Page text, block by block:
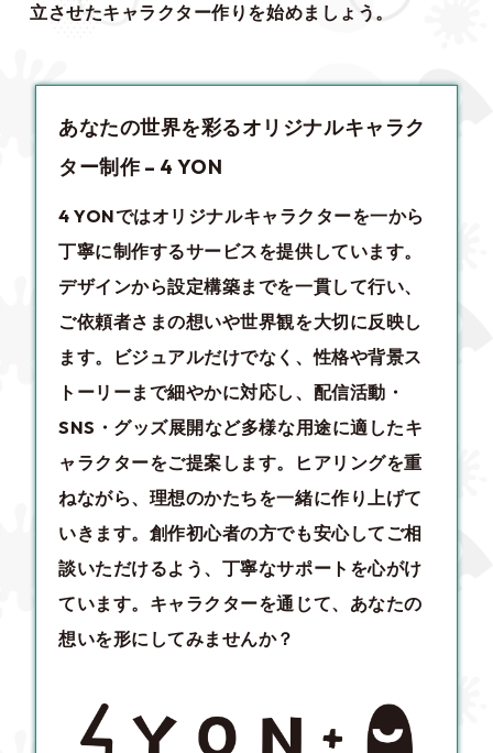
立させたキャラクター作りを始めましょう。
あなたの世界を彩るオリジナルキャラク
ター制作 – 4 YON
4 YONではオリジナルキャラクターを一から
丁寧に制作するサービスを提供しています。
デザインから設定構築までを一貫して行い、
ご依頼者さまの想いや世界観を大切に反映し
ます。ビジュアルだけでなく、性格や背景ス
トーリーまで細やかに対応し、配信活動・
SNS・グッズ展開など多様な用途に適したキ
ャラクターをご提案します。ヒアリングを重
ねながら、理想のかたちを一緒に作り上げて
いきます。創作初心者の方でも安心してご相
談いただけるよう、丁寧なサポートを心がけ
ています。キャラクターを通じて、あなたの
想いを形にしてみませんか？